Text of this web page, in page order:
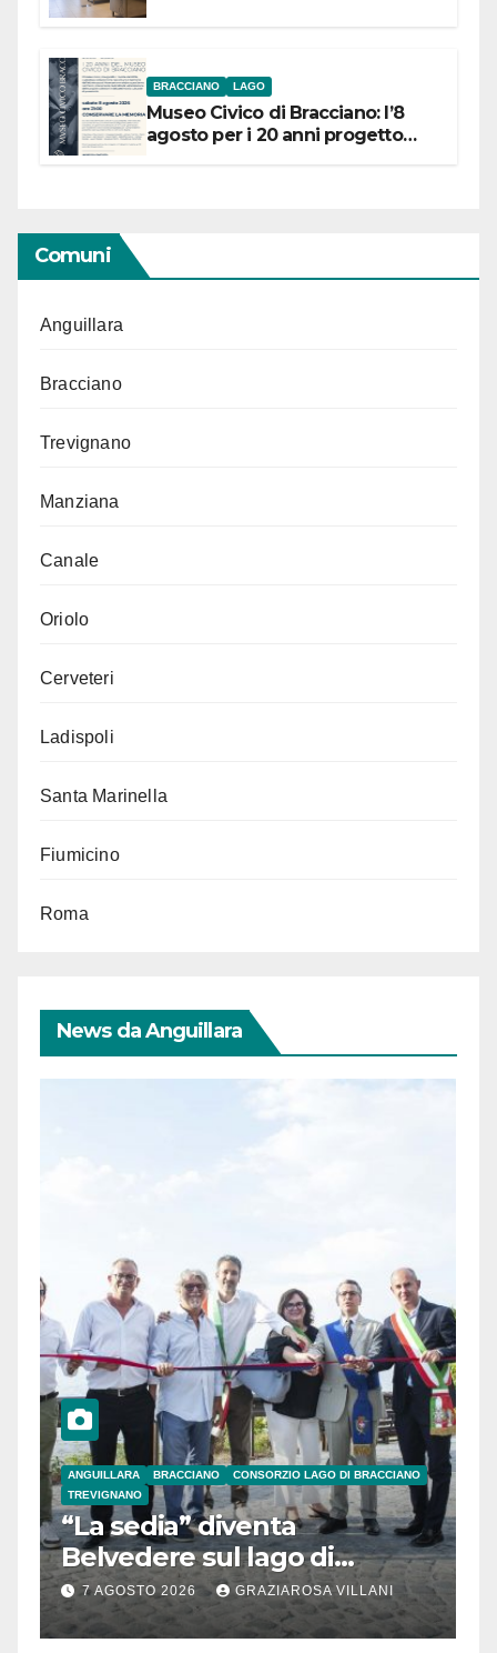
BRACCIANO LAGO
Museo Civico di Bracciano: l’8
agosto per i 20 anni progetto
Comuni
Anguillara
Bracciano
Trevignano
Manziana
Canale
Oriolo
Cerveteri
Ladispoli
Santa Marinella
Fiumicino
Roma
News da Anguillara
ANGUILLARA BRACCIANO
CONSORZIO LAGO DI BRACCIANO
TREVIGNANO
“La sedia” diventa
Belvedere sul lago di
Bracciano: ieri
l’inaugurazione
7 AGOSTO 2026 GRAZIAROSA VILLANI